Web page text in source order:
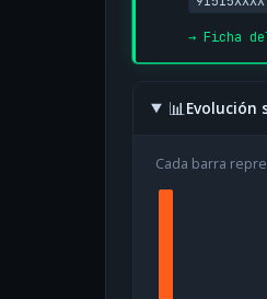
→ Ficha
📊Evolución
Cada barra